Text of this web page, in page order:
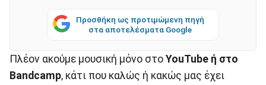
Προσθήκη ως προτιμώμενη πηγή
στα αποτελέσματα Google
Πλέον ακούμε μουσική μόνο στο YouTube ή στο
Bandcamp, κάτι που καλώς ή κακώς μας έχει